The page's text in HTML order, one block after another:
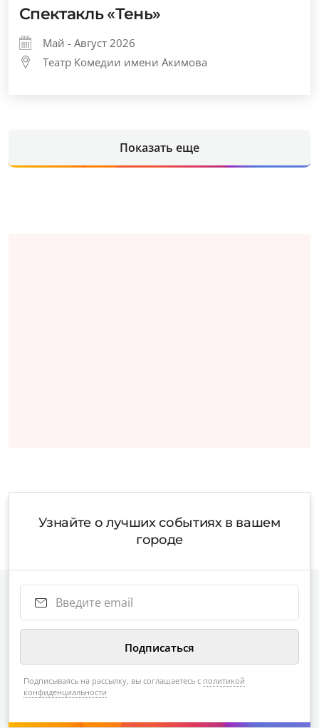
Спектакль «Тень»
Май - Август 2026
Театр Комедии имени Акимова
Показать еще
Узнайте о лучших событиях в вашем
городе
Подписываясь на рассылку, вы соглашаетесь с политикой
конфиденциальности